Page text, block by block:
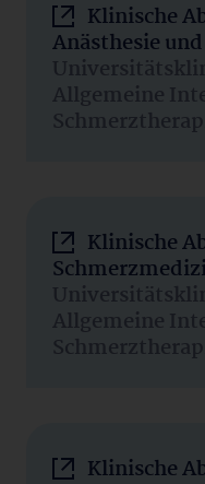
Klinische
Anästhesie
Allgemeine
Klinische
Allgemeine
Klinische